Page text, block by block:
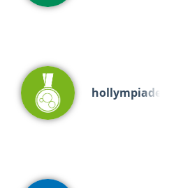
hollympiade